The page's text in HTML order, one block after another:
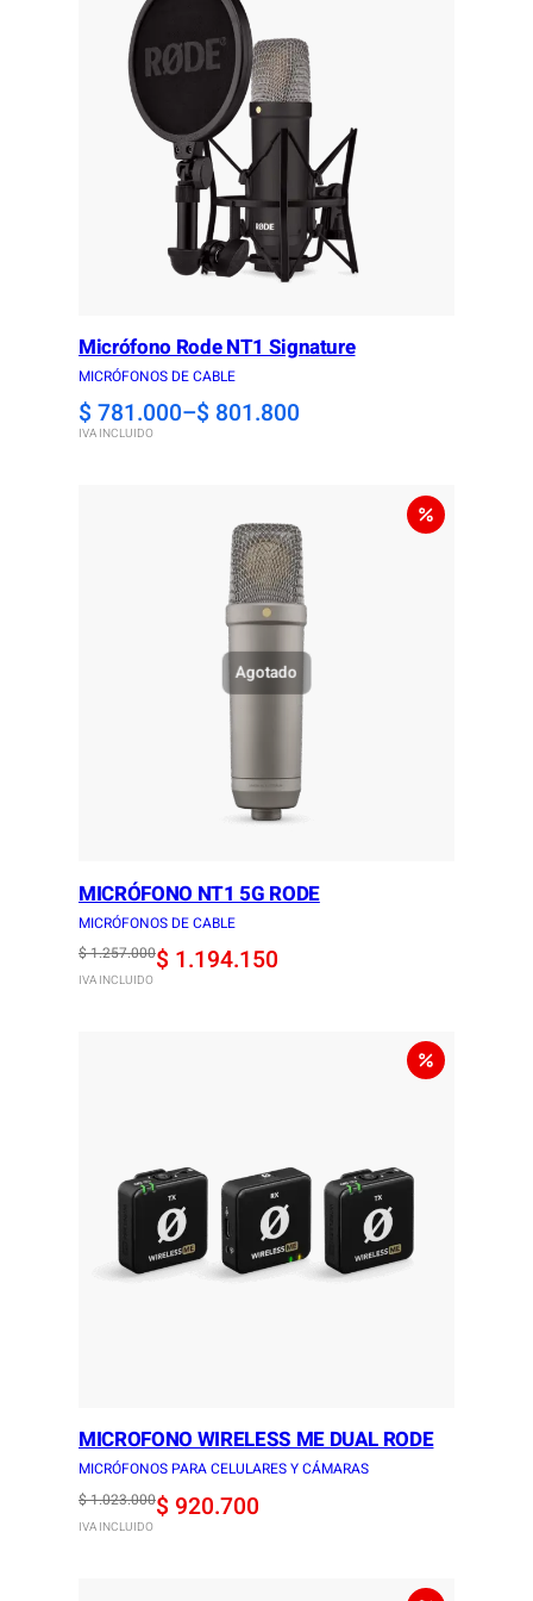
Micrófono Rode NT1 Signature
MICRÓFONOS DE CABLE
$ 781.000–$ 801.800
Price
range:
IVA INCLUIDO
Agotado
MICRÓFONO NT1 5G RODE
MICRÓFONOS DE CABLE
$1.257.000
Original
price
$ 1.194.150
Current
price
IVA INCLUIDO
MICROFONO WIRELESS ME DUAL RODE
MICRÓFONOS PARA CELULARES Y CÁMARAS
$1.023.000
Original
price
$ 920.700
Current
price
IVA INCLUIDO